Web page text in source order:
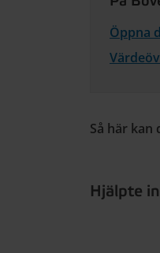
Öppna
Så här kan
Hjälpte